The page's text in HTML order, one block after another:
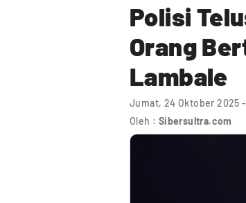
Polisi
Orang
Lambale
Jumat, 24 Oktober 2025 -
Oleh : Sibersultra.com